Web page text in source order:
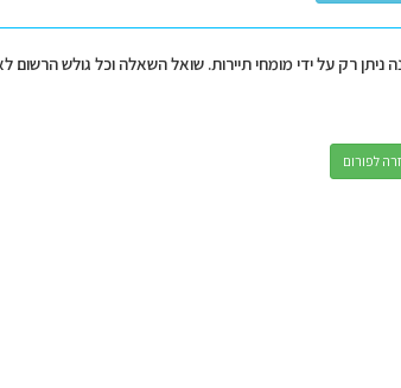
ניתן רק על ידי מומחי תיירות. שואל השאלה וכל גולש הרשום
לפורום